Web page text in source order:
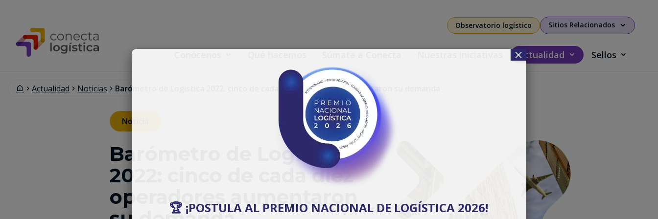
Observatorio logístico Sitios Relacionados
Actualidad Sellos
Actualidad Noticias Barómetro de Logística 2022: cinco de cada diez operadores aumentaron su demanda
Noticia
Barómetro de Logística
2022: cinco de cada diez
operadores aumentaron
🏆 ¡POSTULA AL PREMIO NACIONAL DE LOGÍSTICA 2026!
×